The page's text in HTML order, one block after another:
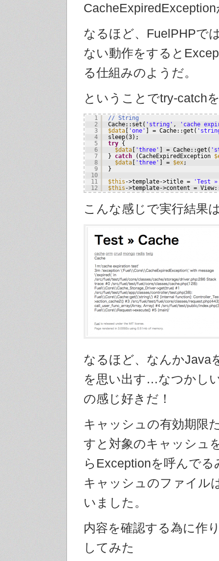
なるほど、FuelPHPで
ない動作をすると
る仕組みのようだ。
ということでtry-catch
1
2
3
4
5
6
7
8
9
10
11
12
// String
Cache::set( 'string' ,
'cache
$data[ 'one' ] = Cache::get(
sleep(3);
try {
$data[ 'three' ] = Cache::get(
} catch (CacheExpiredException
$data[ 'three' ] = $ex;
}
$this ->template->title =
'Test »
$this ->template->content =
こんな感じで実行結果
なるほど、なんかJava
を思い出す…なつかし
の感じ好きだ！
キャッシュの有効期限
すと対象のキャッシュ
らExceptionを呼んで
キャッシュのファイル
いました。
内容を確認する為に作
してみた